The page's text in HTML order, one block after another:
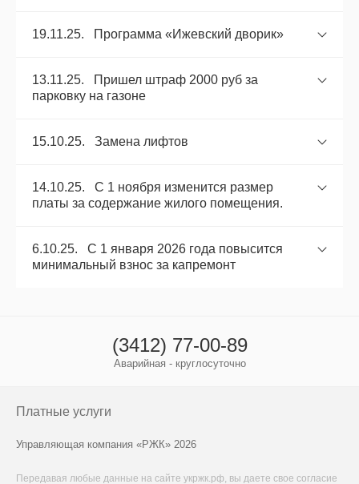
19.11.25. Программа «Ижевский дворик»
13.11.25. Пришел штраф 2000 руб за
парковку на газоне
15.10.25. Замена лифтов
14.10.25. С 1 ноября изменится размер
платы за содержание жилого помещения.
6.10.25. С 1 января 2026 года повысится
минимальный взнос за капремонт
(3412) 77-00-89
Аварийная - круглосуточно
Управляющая компания «РЖК» 2026
Платные услуги
Передавая любые данные на сайте укржк.рф, вы даете свое согласие